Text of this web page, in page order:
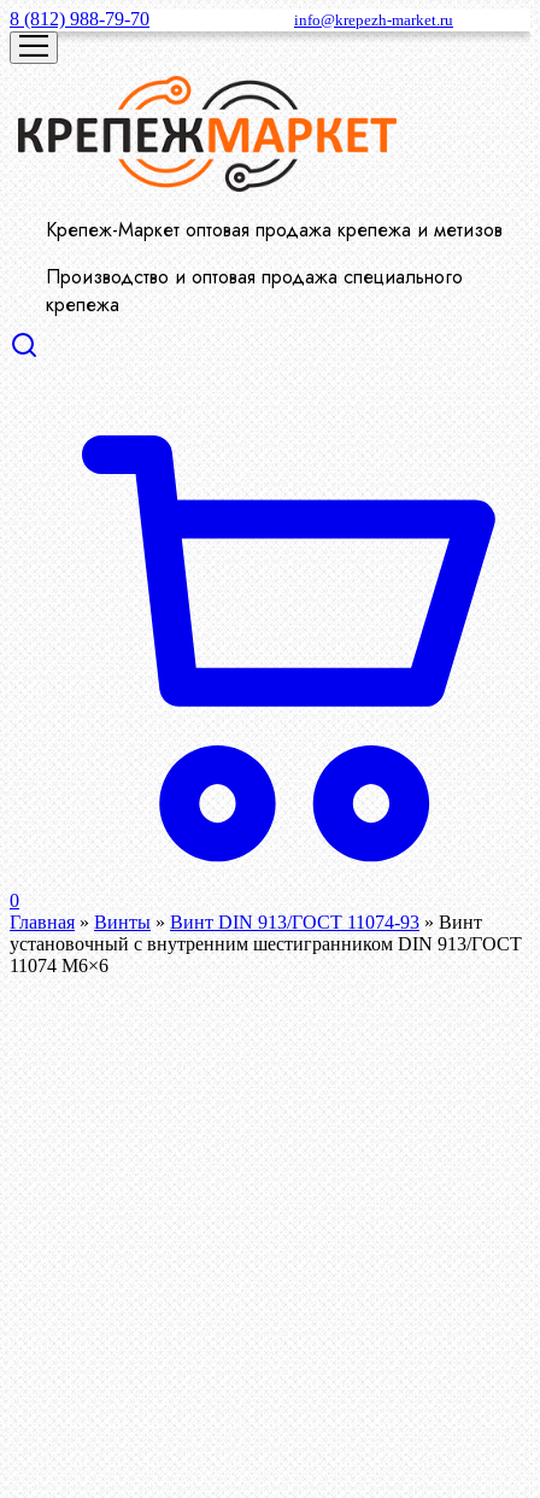
8 (812) 988-79-70 info@krepezh-market.ru
Крепеж-Маркет оптовая продажа крепежа и метизов
Производство и оптовая продажа специального
крепежа
0
Главная » Винты » Винт DIN 913/ГОСТ 11074-93 » Винт
установочный с внутренним шестигранником DIN 913/ГОСТ
11074 М6×6